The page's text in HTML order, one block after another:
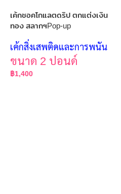
เค้กชอคโกแลตดริป ตกแต่งเงิน
ทอง สลากฯPop-up
เค้กสิ่งเสพติดและการพนัน
ขนาด 2 ปอนด์
฿1,400